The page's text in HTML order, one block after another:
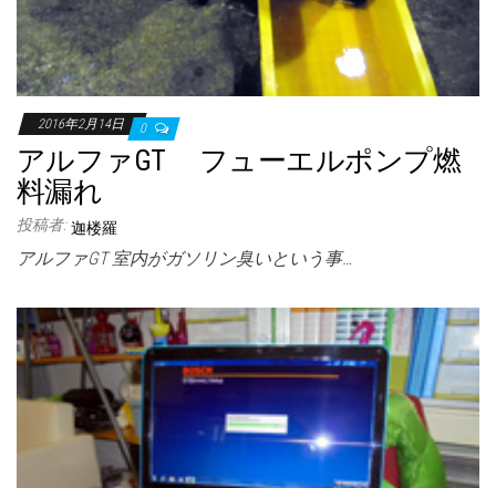
2016年2月14日 0
アルファGT フューエルポンプ燃
料漏れ
投稿者: 迦楼羅
アルファGT 室内がガソリン臭いという事…